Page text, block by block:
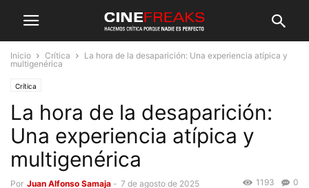
Inicio Crítica
La hora de la desaparición: Una experiencia atípica y
multigenérica
Crítica
La hora de la desaparición:
Una experiencia atípica y
multigenérica
Por Juan Alfonso Samaja - 7 de agosto de 2025 0
1193